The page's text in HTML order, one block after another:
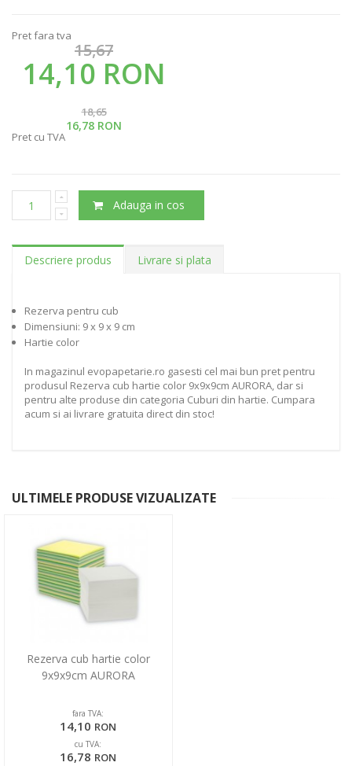
Pret fara tva
15,67
14,10 RON
18,65
16,78 RON
Pret cu TVA
Adauga in cos
Descriere produs Livrare si plata
Rezerva pentru cub
Dimensiuni: 9 x 9 x 9 cm
Hartie color
In magazinul evopapetarie.ro gasesti cel mai bun pret pentru
produsul Rezerva cub hartie color 9x9x9cm AURORA, dar si
pentru alte produse din categoria Cuburi din hartie. Cumpara
acum si ai livrare gratuita direct din stoc!
ULTIMELE PRODUSE VIZUALIZATE
Rezerva cub hartie color
9x9x9cm AURORA
fara TVA:
14,10 RON
cu TVA:
16,78 RON